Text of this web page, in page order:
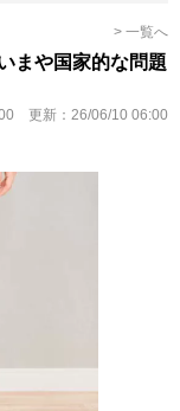
> 一覧へ
まや国家的な問題
更新： 26/06/10 06:00